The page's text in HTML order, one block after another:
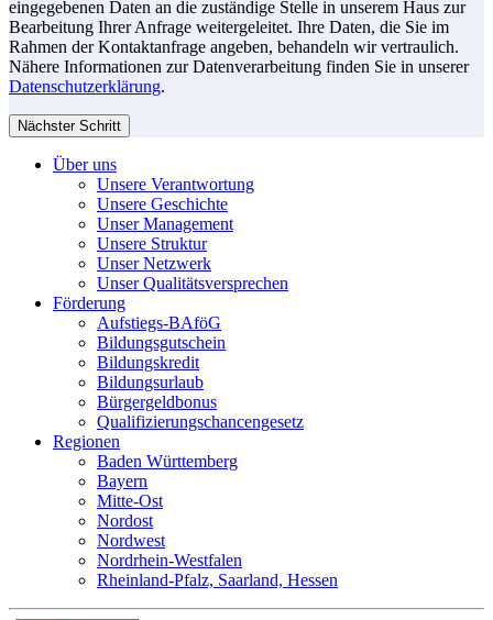
eingegebenen Daten an die zuständige Stelle in unserem Haus zur
Bearbeitung Ihrer Anfrage weitergeleitet. Ihre Daten, die Sie im
Rahmen der Kontaktanfrage angeben, behandeln wir vertraulich.
Nähere Informationen zur Datenverarbeitung finden Sie in unserer
Datenschutzerklärung.
Nächster Schritt
Über uns
Unsere Verantwortung
Unsere Geschichte
Unser Management
Unsere Struktur
Unser Netzwerk
Unser Qualitätsversprechen
Förderung
Aufstiegs-BAföG
Bildungsgutschein
Bildungskredit
Bildungsurlaub
Bürgergeldbonus
Qualifizierungschancengesetz
Regionen
Baden Württemberg
Bayern
Mitte-Ost
Nordost
Nordwest
Nordrhein-Westfalen
Rheinland-Pfalz, Saarland, Hessen